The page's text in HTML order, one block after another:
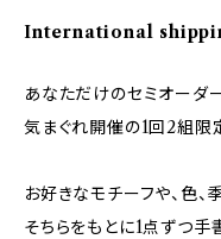
International
あなただけのセミオーダ
気まぐれ開催の1回2組限
お好きなモチーフや、色、
そちらをもとに1点ずつ手